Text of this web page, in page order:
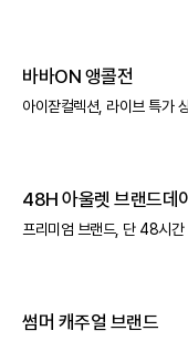
바바ON 앵콜전
아이잗컬렉션, 라이브 특가
48H 아울렛 브랜드데이
프리미엄 브랜드, 단 48시
썸머 캐주얼 브랜드